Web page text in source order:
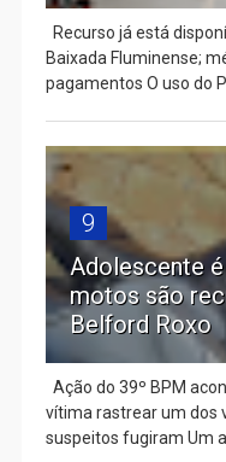
Recurso já está
Baixada Fluminense;
pagamentos O uso do
9
Adolescente
motos são
Belford Roxo
Ação do 39º BPM
vítima rastrear um dos
suspeitos fugiram Um